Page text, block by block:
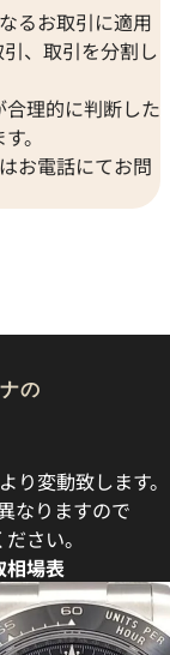
るお取引に適用
、取引を分割し
理的に判断した
。
お電話にてお問
の
り変動致します。
なりますので
さい。
相場表